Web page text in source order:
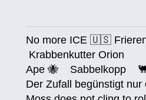
No more ICE 🇺🇸
Krabbenkutter Orion
Ape 🐝 Sabbelkopp
Der Zufall begünstigt